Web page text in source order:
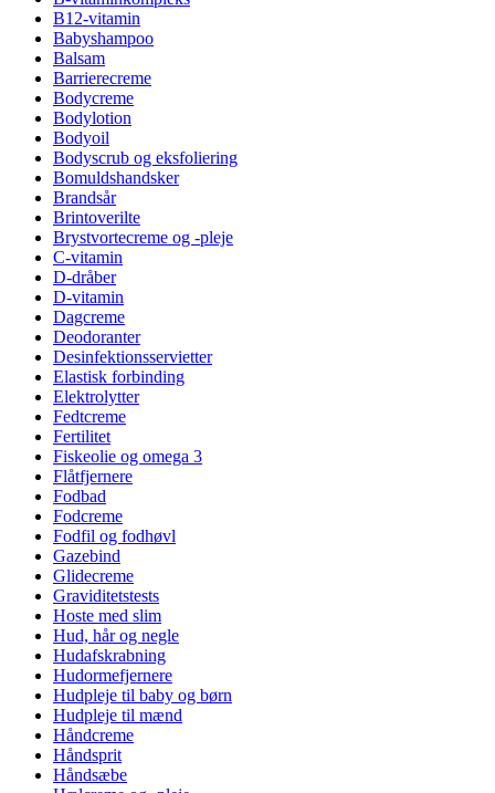
B12-vitamin
Babyshampoo
Balsam
Barrierecreme
Bodycreme
Bodylotion
Bodyoil
Bodyscrub og eksfoliering
Bomuldshandsker
Brandsår
Brintoverilte
Brystvortecreme og -pleje
C-vitamin
D-dråber
D-vitamin
Dagcreme
Deodoranter
Desinfektionsservietter
Elastisk forbinding
Elektrolytter
Fedtcreme
Fertilitet
Fiskeolie og omega 3
Flåtfjernere
Fodbad
Fodcreme
Fodfil og fodhøvl
Gazebind
Glidecreme
Graviditetstests
Hoste med slim
Hud, hår og negle
Hudafskrabning
Hudormefjernere
Hudpleje til baby og børn
Hudpleje til mænd
Håndcreme
Håndsprit
Håndsæbe